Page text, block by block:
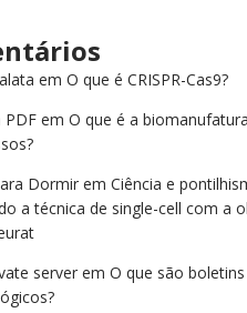
emO que é CRISPR-Cas9?
PDF emO que é a
Dormir emCiência e
a técnica de single-cell com a
server emO que são boletins